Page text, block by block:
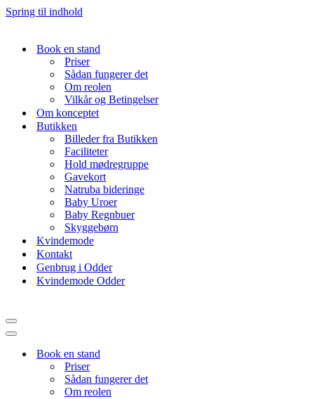
Spring til indhold
Book en stand
Priser
Sådan fungerer det
Om reolen
Vilkår og Betingelser
Om konceptet
Butikken
Billeder fra Butikken
Faciliteter
Hold mødregruppe
Gavekort
Natruba bideringe
Baby Uroer
Baby Regnbuer
Skyggebørn
Kvindemode
Kontakt
Genbrug i Odder
Kvindemode Odder
Navigation
menu
Navigation
Book en stand
Priser
Sådan fungerer det
Om reolen